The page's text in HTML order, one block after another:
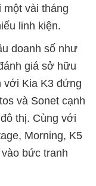
vài tháng
linh kiện.
doanh số như
giá sở hữu
với Kia K3 đứng
và Sonet cạnh
thị. Cùng với
Morning, K5
bức tranh